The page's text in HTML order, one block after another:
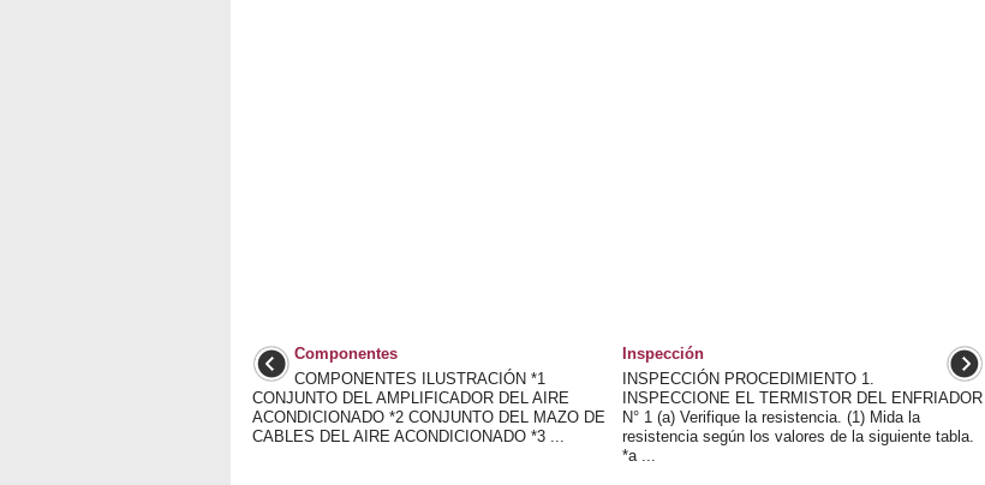
Componentes
COMPONENTES ILUSTRACIÓN *1
CONJUNTO DEL AMPLIFICADOR DEL AIRE
ACONDICIONADO *2 CONJUNTO DEL MAZO DE
CABLES DEL AIRE ACONDICIONADO *3 ...
Inspección
INSPECCIÓN PROCEDIMIENTO 1.
INSPECCIONE EL TERMISTOR DEL ENFRIADOR
N° 1 (a) Verifique la resistencia. (1) Mida la
resistencia según los valores de la siguiente tabla.
*a ...